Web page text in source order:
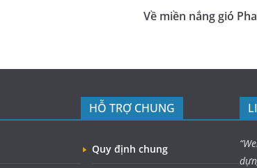
Về miền nắng gió
HỖ TRỢ CHUNG
Quy định chung